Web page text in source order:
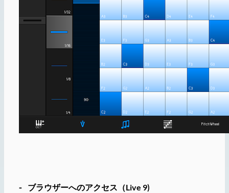
⁃ ブラウザーへのアクセス（Live 9)